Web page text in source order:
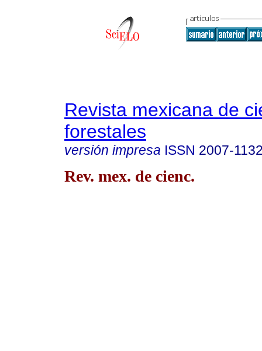
Revista mexicana de
forestales
versión impresa ISSN 2007-
Rev. mex. de cienc.